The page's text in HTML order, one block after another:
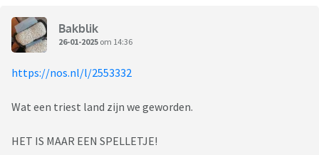
Bakblik
26-01-2025 om 14:36
https://nos.nl/l/2553332
Wat een triest land zijn we geworden.
HET IS MAAR EEN SPELLETJE!